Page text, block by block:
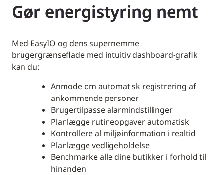
Gør energistyring nemt
Med EasyIO og dens supernemme
brugergrænseflade med intuitiv dashboard-grafik
kan du:
Anmode om automatisk registrering af
ankommende personer
Brugertilpasse alarmindstillinger
Planlægge rutineopgaver automatisk
Kontrollere al miljøinformation i realtid
Planlægge vedligeholdelse
Benchmarke alle dine butikker i forhold til
hinanden